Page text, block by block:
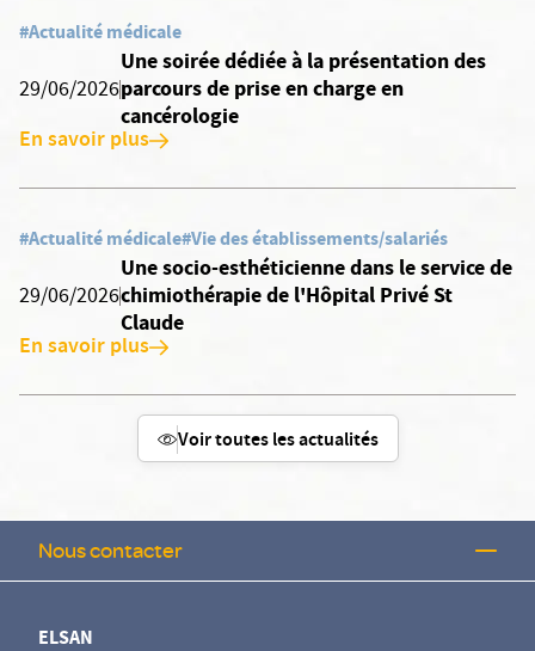
#Actualité médicale
29/06/2026
Une soirée dédiée à la présentation des
parcours de prise en charge en
cancérologie
En savoir plus
#Actualité médicale#Vie des établissements/salariés
29/06/2026
Une socio-esthéticienne dans le service de
chimiothérapie de l'Hôpital Privé St
Claude
En savoir plus
Voir toutes les actualités
Nous contacter
ELSAN